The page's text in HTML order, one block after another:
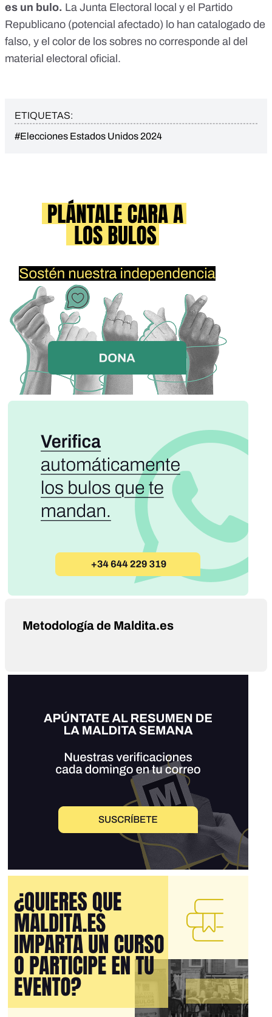
es un bulo. La Junta Electoral local y el Partido
Republicano (potencial afectado) lo han catalogado de
falso, y el color de los sobres no corresponde al del
material electoral oficial.
ETIQUETAS:
#Elecciones Estados Unidos 2024
Metodología de Maldita.es